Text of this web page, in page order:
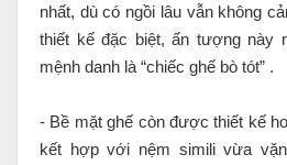
nhất, dù có ngồi lâu vẫn không
thiết kế đặc biệt, ấn tượng này
mệnh danh là “chiếc ghế bò tót” .
- Bề mặt ghế còn được thiết kế
kết hợp với nệm simili vừa